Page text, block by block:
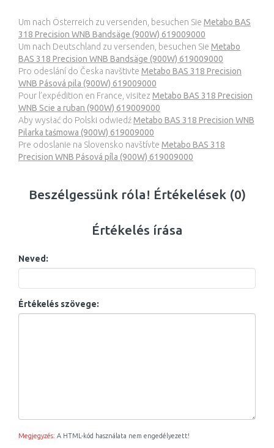
Um nach Österreich zu versenden, besuchen Sie Metabo BAS
318 Precision WNB Bandsäge (900W) 619009000
Um nach Deutschland zu versenden, besuchen Sie Metabo
BAS 318 Precision WNB Bandsäge (900W) 619009000
Pro odeslání do Česka navštivte Metabo BAS 318 Precision
WNB Pásová pila (900W) 619009000
Pour l’expédition en France, visitez Metabo BAS 318 Precision
WNB Scie a ruban (900W) 619009000
Aby wysłać do Polski odwiedźMetabo BAS 318 Precision WNB
Pilarka taśmowa (900W) 619009000
Pre odoslanie na Slovensko navštívte Metabo BAS 318
Precision WNB Pásová píla (900W) 619009000
Beszélgessünk róla! Értékelések (0)
Értékelés írása
Neved:
Értékelés szövege:
Megjegyzés: A HTML-kód használata nem engedélyezett!